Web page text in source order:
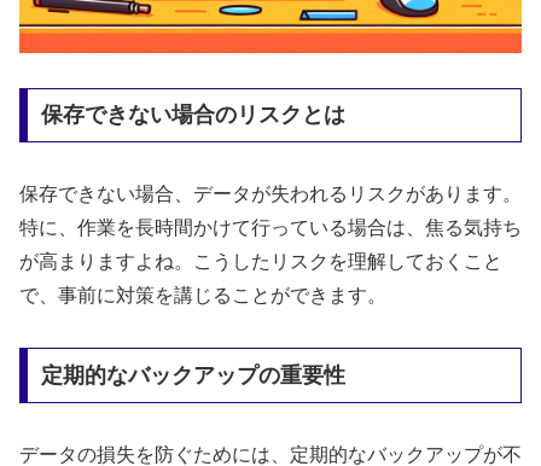
保存できない場合のリスクとは
保存できない場合、データが失われるリスクがあります。
特に、作業を長時間かけて行っている場合は、焦る気持ち
が高まりますよね。こうしたリスクを理解しておくこと
で、事前に対策を講じることができます。
定期的なバックアップの重要性
データの損失を防ぐためには、定期的なバックアップが不